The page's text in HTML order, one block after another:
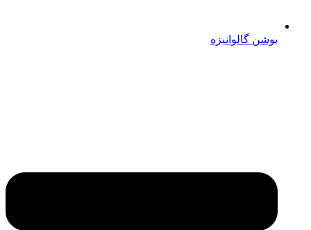
بوشن گالوانیزه